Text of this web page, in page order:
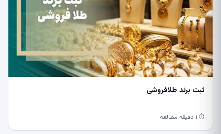
ثبت برند طلافروشی
⏱ ۱ دقیقه مطالعه